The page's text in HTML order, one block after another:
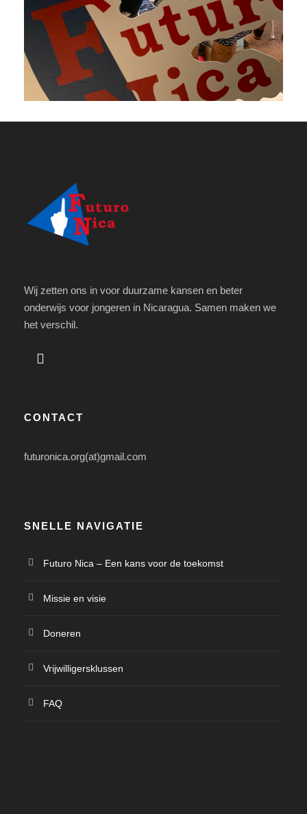
Wij zetten ons in voor duurzame kansen en beter
onderwijs voor jongeren in Nicaragua. Samen maken we
het verschil.
CONTACT
futuronica.org(at)gmail.com
SNELLE NAVIGATIE
Futuro Nica – Een kans voor de toekomst
Missie en visie
Doneren
Vrijwilligersklussen
FAQ